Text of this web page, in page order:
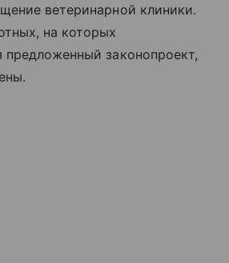
ветеринарной клиники.
на которых
предложенный законопроект,